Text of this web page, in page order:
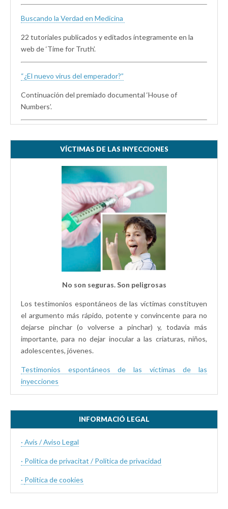
Buscando la Verdad en Medicina
22 tutoriales publicados y editados íntegramente en la
web de ‘Time for Truth’.
“¿El nuevo virus del emperador?”
Continuación del premiado documental ‘House of
Numbers’.
VÍCTIMAS DE LAS INYECCIONES
No son seguras. Son peligrosas
Los testimonios espontáneos de las víctimas constituyen
el argumento más rápido, potente y convincente para no
dejarse pinchar (o volverse a pinchar) y, todavía más
importante, para no dejar inocular a las criaturas, niños,
adolescentes, jóvenes.
Testimonios espontáneos de las víctimas de las
inyecciones
INFORMACIÓ LEGAL
· Avís / Aviso Legal
· Politica de privacitat / Política de privacidad
· Política de cookies